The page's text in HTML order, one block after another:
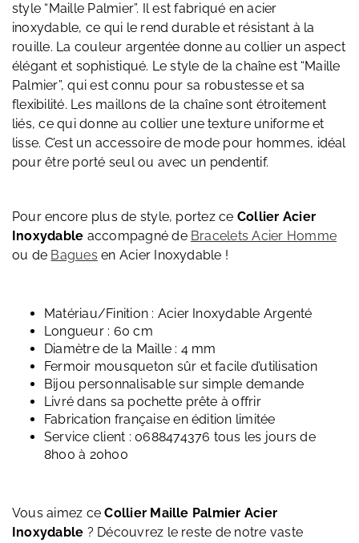
style “Maille Palmier”. Il est fabriqué en acier
inoxydable, ce qui le rend durable et résistant à la
rouille. La couleur argentée donne au collier un aspect
élégant et sophistiqué. Le style de la chaîne est “Maille
Palmier”, qui est connu pour sa robustesse et sa
flexibilité. Les maillons de la chaîne sont étroitement
liés, ce qui donne au collier une texture uniforme et
lisse. C’est un accessoire de mode pour hommes, idéal
pour être porté seul ou avec un pendentif.
Pour encore plus de style, portez ce Collier Acier
Inoxydable accompagné de Bracelets Acier Homme
ou de Bagues en Acier Inoxydable !
Matériau/Finition : Acier Inoxydable Argenté
Longueur : 60 cm
Diamètre de la Maille : 4 mm
Fermoir mousqueton sûr et facile d’utilisation
Bijou personnalisable sur simple demande
Livré dans sa pochette prête à offrir
Fabrication française en édition limitée
Service client : 0688474376 tous les jours de
8h00 à 20h00
Vous aimez ceCollier Maille Palmier Acier
Inoxydable ? Découvrez le reste de notre vaste